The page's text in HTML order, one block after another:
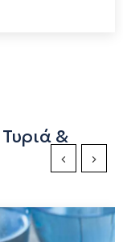
&
PreviousNext